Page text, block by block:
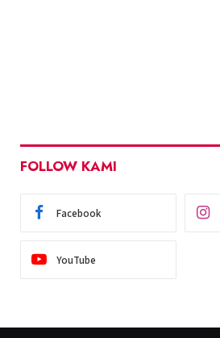
FOLLOW KAMI
Facebook
YouTube